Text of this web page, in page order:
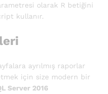
olarak R betiğini
kullanır.
ayrılmış raporlar
için size modern bir
Server 2016